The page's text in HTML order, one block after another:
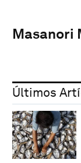
Masanori
Últimos